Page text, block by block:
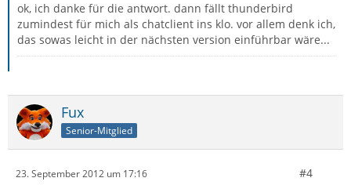
ok, ich danke für die antwort. dann fällt thunderbird
zumindest für mich als chatclient ins klo. vor allem denk ich,
das sowas leicht in der nächsten version einführbar wäre...
Fux
Senior-Mitglied
23. September 2012 um 17:16 #4